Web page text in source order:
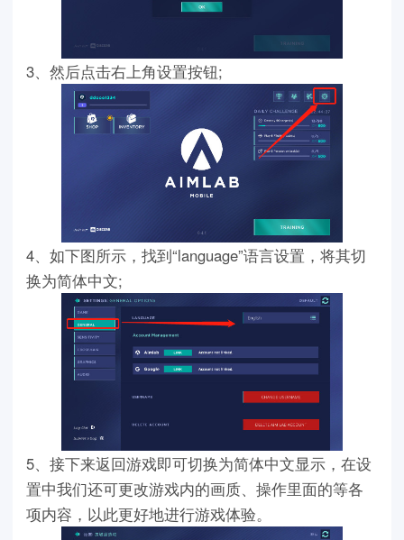
3、然后点击右上角设置按钮;
4、如下图所示，找到“language”语言设置，将其切
换为简体中文;
5、接下来返回游戏即可切换为简体中文显示，在设
置中我们还可更改游戏内的画质、操作里面的等各
项内容，以此更好地进行游戏体验。